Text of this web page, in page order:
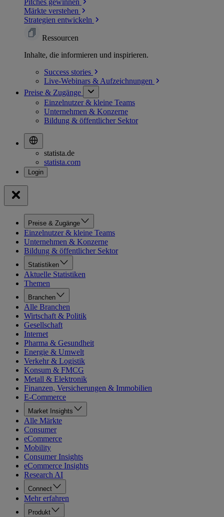
Pitches gewinnen
Märkte verstehen
Strategien entwickeln
Ressourcen
Inhalte, die informieren und inspirieren.
Success stories
Live-Webinars & Aufzeichnungen
Preise & Zugänge
Einzelnutzer & kleine Teams
Unternehmen & Konzerne
Bildung & öffentlicher Sektor
statista.de
statista.com
Preise & Zugänge
Einzelnutzer & kleine Teams
Unternehmen & Konzerne
Bildung & öffentlicher Sektor
Statistiken
Aktuelle Statistiken
Themen
Branchen
Alle Branchen
Wirtschaft & Politik
Gesellschaft
Internet
Pharma & Gesundheit
Energie & Umwelt
Verkehr & Logistik
Konsum & FMCG
Metall & Elektronik
Finanzen, Versicherungen & Immobilien
E-Commerce
Market Insights
Alle Märkte
Consumer
eCommerce
Mobility
Consumer Insights
eCommerce Insights
Research AI
Connect
Mehr erfahren
Produkt